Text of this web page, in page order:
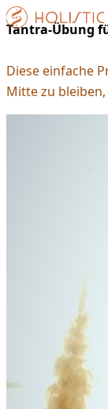
Tantra-Übung
Diese einfache
Mitte zu